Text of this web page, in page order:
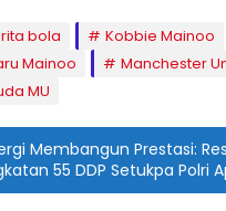
bola
Kobbie Mainoo
Mainoo
Manchester
MU
Membangun Prestasi:
55 DDP Setukpa Polri
Pemda Sukabumi